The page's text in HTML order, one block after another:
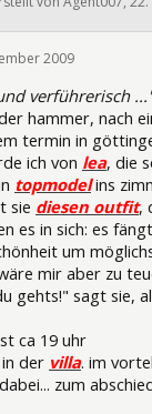
2009
verführerisch
hammer, nach
termin in
ich von lea, die
topmodelins
sie diesen outfit,
es in sich: es
um
mir aber zu
gehts!" sagt sie,
ca 19 uhr
der villa. im
zum